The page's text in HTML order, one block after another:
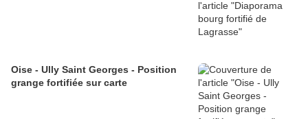
Oise - Ully Saint Georges - Position
grange fortifiée sur carte